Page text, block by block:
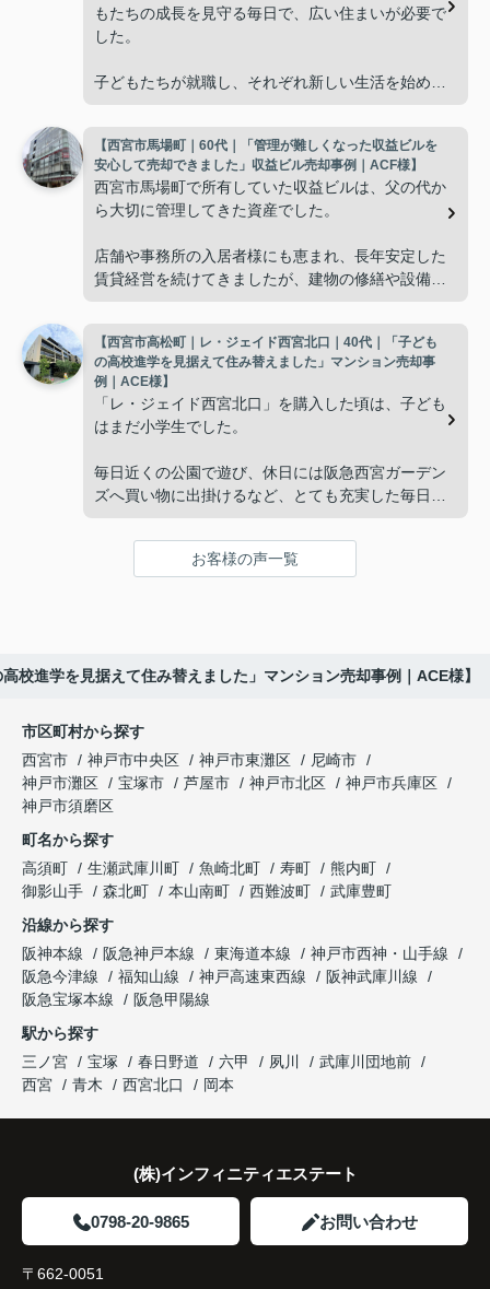
もたちの成長を見守る毎日で、広い住まいが必要で
した。
子どもたちが就職し、それぞれ新しい生活を始める
使わない部屋が増え、
「今の私たちには少し広すぎるね。」
掃除や管理の負担も考え、夫婦二人にちょうど良い
インフィニティエステートさんへ相談すると、「パ
ークナード西宮北口」の査定だけでなく、住み替え
先とのスケジュールや資金計画まで丁寧にサポート
してくださいました。
販売活動では、西宮北口駅へのアクセス、阪急西宮
ガーデンズ、医療機関や買い物施設など、将来も安
した。
趣味を楽しむ時間が増えました。
これからの暮らしを前向きに考えられるようにな
り、住み替えを決断して本当に良かったと思ってい
ます。
【西宮市馬場町｜60代｜「管理が難しくなった収益ビルを
安心して売却できました」収益ビル売却事例｜ACF様】
西宮市馬場町で所有していた収益ビルは、父の代か
ら大切に管理してきた資産でした。
店舗や事務所の入居者様にも恵まれ、長年安定した
賃貸経営を続けてきましたが、建物の修繕や設備更
子どもたちはそれぞれ別の仕事に就いており、
「将来、このビルの管理を任せるのは難しいかもし
れない。」
と家族で話し合うようになりました。
インフィニティエステートさんへ相談すると、収益
投資家向けの販売方法をご提案いただきました。
「立地も良く、長期保有したい物件です。」
と話され、このビルを大切に運営してくださること
になりました。
長年守ってきた資産を安心して引き継ぐことがで
き、家族全員が納得できる売却となりました。
【西宮市高松町｜レ・ジェイド西宮北口｜40代｜「子ども
の高校進学を見据えて住み替えました」マンション売却事
例｜ACE様】
「レ・ジェイド西宮北口」を購入した頃は、子ども
はまだ小学生でした。
毎日近くの公園で遊び、休日には阪急西宮ガーデン
ズへ買い物に出掛けるなど、とても充実した毎日を
年月が経ち、子どもが高校進学を意識する年齢にな
「レ・ジェイド西宮北口」の査定だけでなく、新居
購入とのタイミングや資金計画についても丁寧に説
明してくださいました。
販売活動では、西宮北口駅へのアクセス、阪急西宮
ガーデンズ、教育施設、商業施設など、このエリア
した。
購入されたご家族は、
と大変喜ばれ、この住まいを選ばれました。
住み替え後は家族それぞれの通勤・通学時間が短く
家族全員にとって、将来を見据えた良い選択だった
お客様の声一覧
校進学を見据えて住み替えました」マンション売却事例｜ACE様】
市区町村から探す
西宮市
神戸市中央区 神戸市東灘区
尼崎市
神戸市灘区
宝塚市 芦屋市 神戸市北区
神戸市兵庫区
神戸市須磨区
町名から探す
高須町
生瀬武庫川町 魚崎北町 寿町
熊内町
御影山手
森北町 本山南町 西難波町
武庫豊町
沿線から探す
阪神本線
阪急神戸本線 東海道本線
神戸市西神・山手線
阪急今津線
福知山線 神戸高速東西線
阪神武庫川線
阪急宝塚本線
阪急甲陽線
駅から探す
三ノ宮
宝塚 春日野道 六甲 夙川
武庫川団地前
西宮
青木 西宮北口 岡本
(株)インフィニティエステート
0798-20-9865 お問い合わせ
〒662-0051